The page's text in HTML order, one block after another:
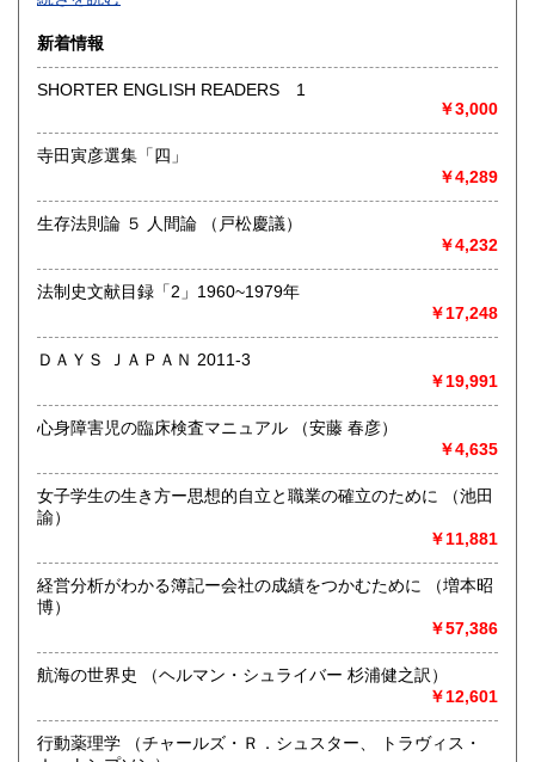
沿線名：-
最寄駅：-
営業時間：-
定休日：-
書籍の買取について
取り扱い分野
語国文、外国文学、古典籍、近代文献、趣味、外国書、サブ
カルチャー、古書一般（その他）
新着情報
SHORTER ENGLISH READERS 1
￥3,000
寺田寅彦選集「四」
￥4,289
生存法則論 ５ 人間論 （戸松慶議）
￥4,232
法制史文献目録「2」1960~1979年
￥17,248
ＤＡＹＳ ＪＡＰＡＮ 2011-3
￥19,991
心身障害児の臨床検査マニュアル （安藤 春彦）
￥4,635
女子学生の生き方ー思想的自立と職業の確立のために （池田
諭）
￥11,881
経営分析がわかる簿記ー会社の成績をつかむために （増本昭
博）
￥57,386
航海の世界史 （ヘルマン・シュライバー 杉浦健之訳）
￥12,601
行動薬理学 （チャールズ・Ｒ．シュスター、 トラヴィス・